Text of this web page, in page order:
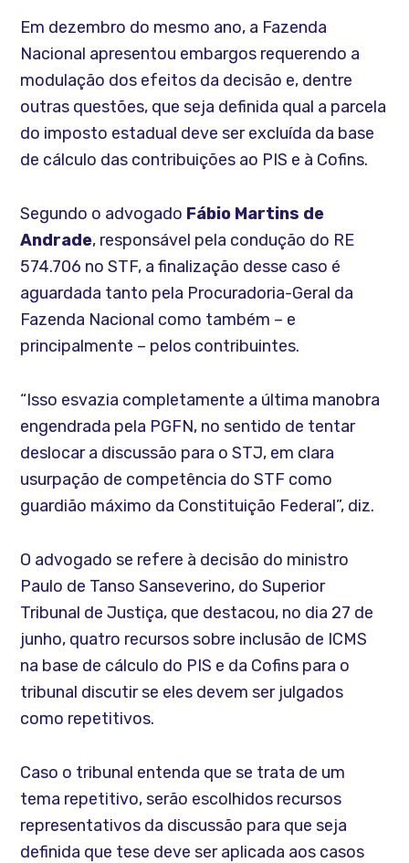
Em dezembro do mesmo ano, a Fazenda
Nacional apresentou embargos requerendo a
modulação dos efeitos da decisão e, dentre
outras questões, que seja definida qual a parcela
do imposto estadual deve ser excluída da base
de cálculo das contribuições ao PIS e à Cofins.
Segundo o advogado Fábio Martins de
Andrade, responsável pela condução do RE
574.706 no STF, a finalização desse caso é
aguardada tanto pela Procuradoria-Geral da
Fazenda Nacional como também – e
principalmente – pelos contribuintes.
“Isso esvazia completamente a última manobra
engendrada pela PGFN, no sentido de tentar
deslocar a discussão para o STJ, em clara
usurpação de competência do STF como
guardião máximo da Constituição Federal”, diz.
O advogado se refere à decisão do ministro
Paulo de Tanso Sanseverino, do Superior
Tribunal de Justiça, que destacou, no dia 27 de
junho, quatro recursos sobre inclusão de ICMS
na base de cálculo do PIS e da Cofins para o
tribunal discutir se eles devem ser julgados
como repetitivos.
Caso o tribunal entenda que se trata de um
tema repetitivo, serão escolhidos recursos
representativos da discussão para que seja
definida que tese deve ser aplicada aos casos